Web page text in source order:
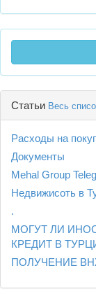
Статьи Весь
Расходы на
Документы
Mehal Group
Недвижисоть в
.
МОГУТ ЛИ
КРЕДИТ В
ПОЛУЧЕНИЕ